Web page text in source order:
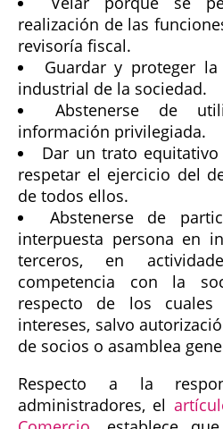
realización de las
revisoría fiscal.
Guardar y proteger
industrial de la sociedad.
Abstenerse de
información privilegiada.
Dar un trato
respetar el ejercicio del
de todos ellos.
Abstenerse de
interpuesta persona en
terceros, en
competencia con la
respecto de los
intereses, salvo
de socios o asamblea
Respecto a la
administradores, el